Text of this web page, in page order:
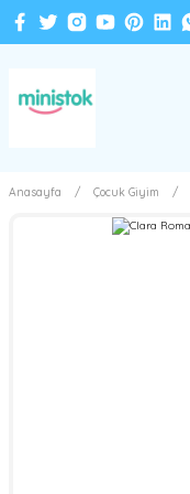
Anasayfa Çocuk Giyim